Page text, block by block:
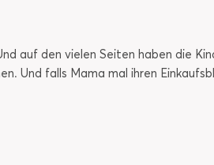
auf den vielen Seiten haben die
Und falls Mama mal ihren